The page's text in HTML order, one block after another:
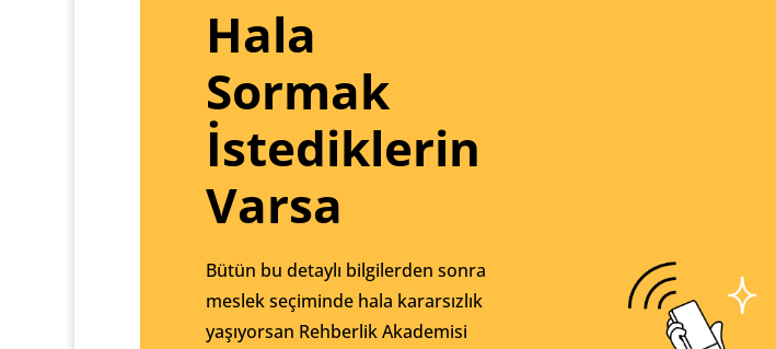
Hala
Sormak
İstediklerin
Varsa
Bütün bu detaylı bilgilerden sonra
meslek seçiminde hala kararsızlık
yaşıyorsan Rehberlik Akademisi